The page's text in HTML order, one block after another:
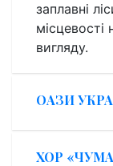
заплавні
вигляду.
ОАЗИ
ХОР